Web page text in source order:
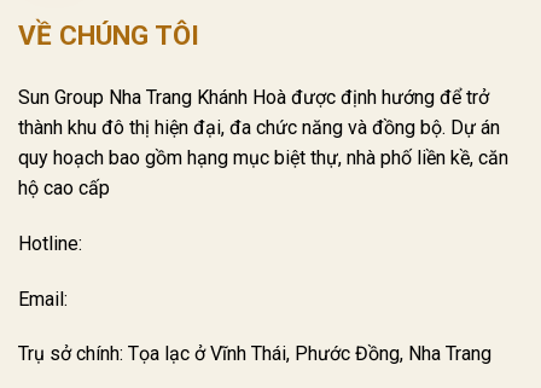
VỀ CHÚNG TÔI
Sun Group Nha Trang Khánh Hoà được định hướng để trở
thành khu đô thị hiện đại, đa chức năng và đồng bộ. Dự án
quy hoạch bao gồm hạng mục biệt thự, nhà phố liền kề, căn
hộ cao cấp
Hotline:
Email:
Trụ sở chính: Tọa lạc ở Vĩnh Thái, Phước Đồng, Nha Trang